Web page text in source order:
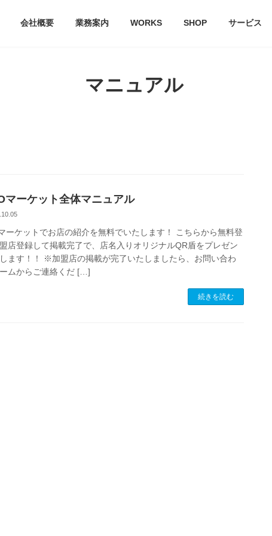
会社概要 業務案内 WORKS SHOP サービス
マニュアル
マーケット全体マニュアル
ーケットでお店の紹介を無料でいたします！ こちらから無料登
店登録して掲載完了で、店名入りオリジナルQR盾をプレゼン
ます！！ ※加盟店の掲載が完了いたしましたら、お問い合わ
ムからご連絡くだ […]
続きを読む